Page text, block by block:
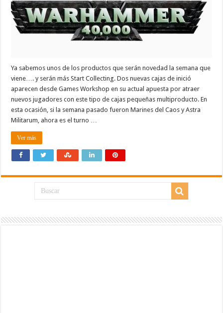
Ya sabemos unos de los productos que serán novedad la semana que
viene…. y serán más Start Collecting. Dos nuevas cajas de inició
aparecen desde Games Workshop en su actual apuesta por atraer
nuevos jugadores con este tipo de cajas pequeñas multiproducto. En
esta ocasión, si la semana pasado fueron Marines del Caos y Astra
Militarum, ahora es el turno …
Ver más